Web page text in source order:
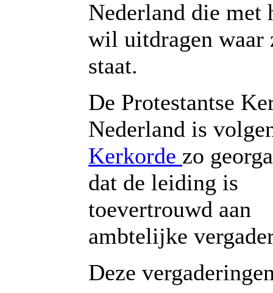
Nederland die met
wil uitdragen waar
staat.
De Protestantse
Nederland is
Kerkorde zo
dat de leiding is
toevertrouwd aan
ambtelijke
Deze